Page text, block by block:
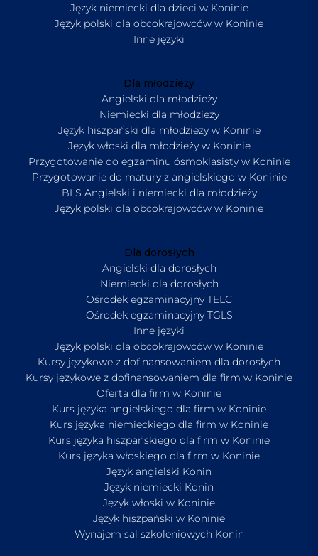
Język niemiecki dla dzieci w Koninie
Język polski dla obcokrajowców w Koninie
Inne języki
Dla młodzieży
Angielski dla młodzieży
Niemiecki dla młodzieży
Język hiszpański dla młodzieży w Koninie
Język włoski dla młodzieży w Koninie
Przygotowanie do egzaminu ósmoklasisty w Koninie
Przygotowanie do matury z angielskiego w Koninie
BLS Angielski i niemiecki dla młodzieży
Język polski dla obcokrajowców w Koninie
Dla dorosłych
Angielski dla dorosłych
Niemiecki dla dorosłych
Ośrodek egzaminacyjny TELC
Ośrodek egzaminacyjny TGLS
Inne języki
Język polski dla obcokrajowców w Koninie
Kursy językowe z dofinansowaniem dla dorosłych
Kursy językowe z dofinansowaniem dla firm w Koninie
Oferta dla firm w Koninie
Kurs języka angielskiego dla firm w Koninie
Kurs języka niemieckiego dla firm w Koninie
Kurs języka hiszpańskiego dla firm w Koninie
Kurs języka włoskiego dla firm w Koninie
Język angielski Konin
Język niemiecki Konin
Język włoski w Koninie
Język hiszpański w Koninie
Wynajem sal szkoleniowych Konin